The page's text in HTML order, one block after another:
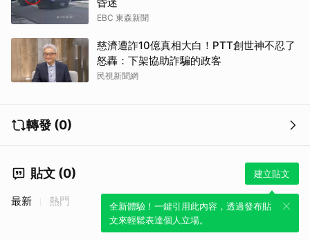
EBC 東森新聞
慈濟遭詐10億真相大白！PTT創世神不忍了
怒轟：下架協助詐騙的政客
民視新聞網
轉發 (0)
貼文 (0) 建立貼文
全新體驗！一鍵引用此內容，透過發布貼
文來輕鬆表達個人立場。
最新 熱門